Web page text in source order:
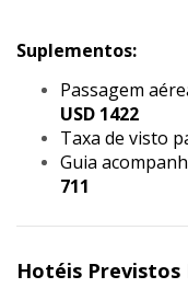
Suplementos:
Passagem
USD 1422
Taxa de visto
Guia
711
Hotéis Previstos